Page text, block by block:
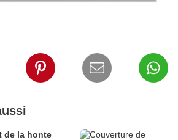
de la honte